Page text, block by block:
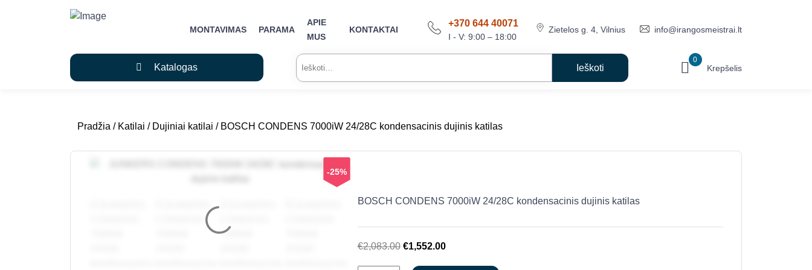
MONTAVIMAS PARAMA
APIE
MUS
KONTAKTAI
+370 644 40071
I - V: 9:00 – 18:00
Zietelos g. 4, Vilnius info@irangosmeistrai.lt
Katalogas
Ieškoti: 0
Krepšelis
Pradžia / Katilai / Dujiniai katilai / BOSCH CONDENS 7000iW 24/28C kondensacinis dujinis katilas
-25%
BOSCH CONDENS 7000iW 24/28C kondensacinis dujinis katilas
€2,083.00 Original
€1,552.00Current